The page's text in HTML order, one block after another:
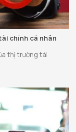
chính cá nhân
thị trường tài